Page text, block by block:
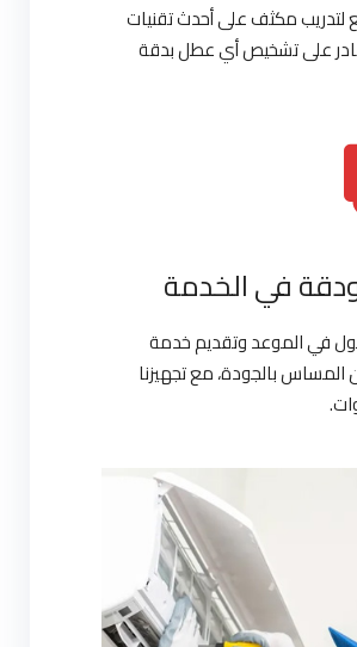
لتدريب مكثف على أحدث تقنيات
على تشخيص أي عطل بدقة
في الخدمة
في الموعد وتقديم خدمة
بالجودة، مع تجهيزنا